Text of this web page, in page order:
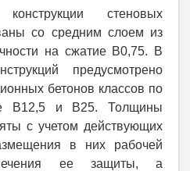
конструкции стеновых
со средним слоем из
на сжатие В0,75. В
предусмотрено
бетонов классов по
В12,5 и В25. Толщины
с учетом действующих
в них рабочей
ее защиты, а